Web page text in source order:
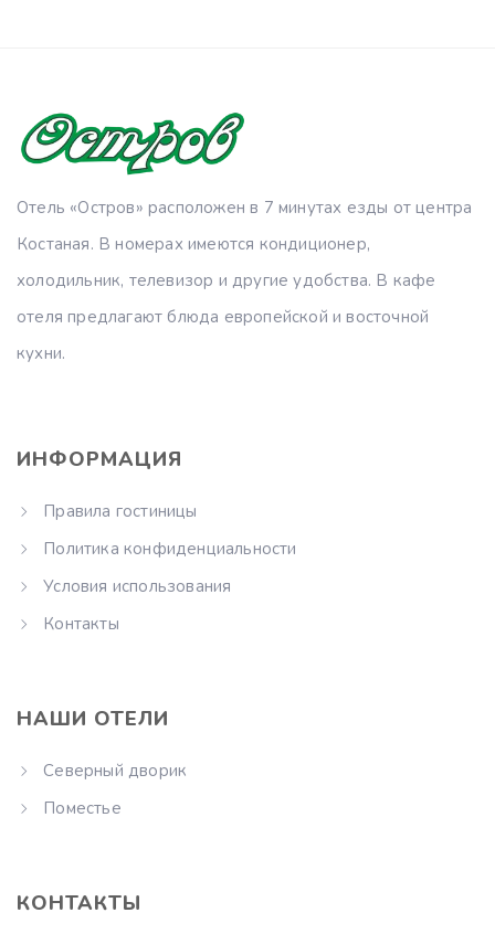
Отель «Остров» расположен в 7 минутах езды от центра
Костаная. В номерах имеются кондиционер,
холодильник, телевизор и другие удобства. В кафе
отеля предлагают блюда европейской и восточной
кухни.
ИНФОРМАЦИЯ
Правила гостиницы
Политика конфиденциальности
Условия использования
Контакты
НАШИ ОТЕЛИ
Северный дворик
Поместье
КОНТАКТЫ